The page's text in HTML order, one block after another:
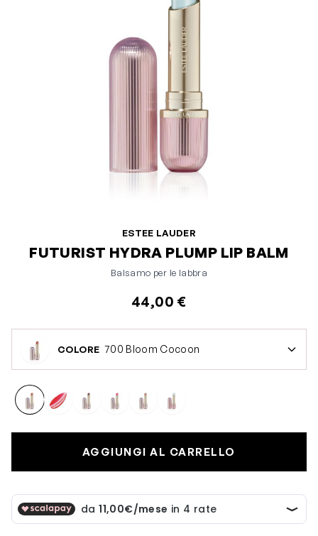
ESTEE LAUDER
FUTURIST HYDRA PLUMP LIP BALM
Balsamo per le labbra
44,00 €
COLORE 700 Bloom Cocoon
AGGIUNGI AL CARRELLO